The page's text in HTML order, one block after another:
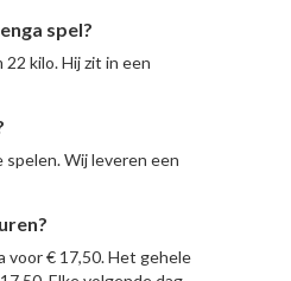
spel?
kilo. Hij zit in een
spelen. Wij leveren een
voor € 17,50. Het gehele